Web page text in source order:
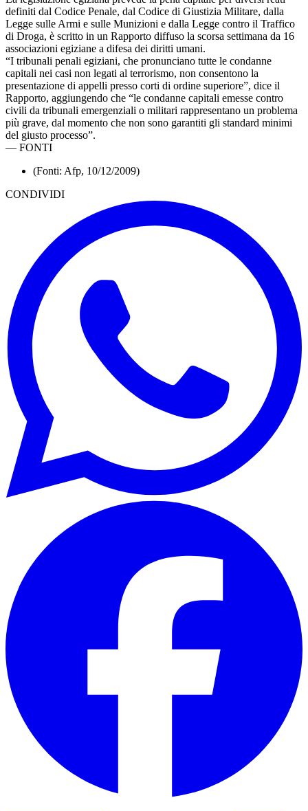
definiti dal Codice Penale, dal Codice di Giustizia Militare, dalla
Legge sulle Armi e sulle Munizioni e dalla Legge contro il Traffico
di Droga, è scritto in un Rapporto diffuso la scorsa settimana da 16
associazioni egiziane a difesa dei diritti umani.
“I tribunali penali egiziani, che pronunciano tutte le condanne
capitali nei casi non legati al terrorismo, non consentono la
presentazione di appelli presso corti di ordine superiore”, dice il
Rapporto, aggiungendo che “le condanne capitali emesse contro
civili da tribunali emergenziali o militari rappresentano un problema
più grave, dal momento che non sono garantiti gli standard minimi
del giusto processo”.
— FONTI
(Fonti: Afp, 10/12/2009)
CONDIVIDI